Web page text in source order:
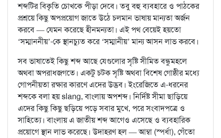
শব্দটির বিকৃতি চোখকে পীড়া দেবে। তবু বহু ব্যবহারে ও পাঠকের
প্রশ্রয়ে কিছু অপপ্রয়োগ জাতে উঠে চলমান ভাষায় মান্যতা অর্জন
করবে — যেমন করেছে হীনমন্যতা। এই পথ বেয়েই হয়তো
‘সম্মাননীয়’-কে স্থানচ্যুত করে ‘সম্মানীয়’ মান্য আসন লাভ করবে।
সব ভাষাতেই কিছু শব্দ আছে যেগুলোর সৃষ্টি সীমিত বন্ধুমহলে
অথবা অপরাধজগতে। একটু চটক সৃষ্টি অথবা বিশেষ গোষ্ঠীর মধ্যে
গোপনীয়তা রক্ষার কারণে এদের উদ্ভব। ইংরেজিতে এ-ধরনের
শব্দকে বলা হয় slang, বাংলায় অপশব্দ। নির্দিষ্ট সীমা ছাড়িয়ে
এদের কিছু কিছু ছড়িয়ে পড়ে সবার মুখে, পরে সংবাদপত্রে ও
সাহিত্যে। বাংলায় এ জাতীয় শব্দ আগেও এসেছে ও ব্যবহারিক
প্রয়োগে স্থান লাভ করেছে। উদাহরণ হল — আম্বা (স্পর্ধা), গেঁতো